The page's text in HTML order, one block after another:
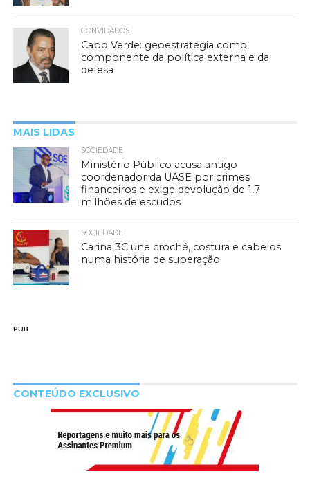
CONVIDADOS
Cabo Verde: geoestratégia como
componente da política externa e da
defesa
MAIS LIDAS
SOCIEDADE
Ministério Público acusa antigo
coordenador da UASE por crimes
financeiros e exige devolução de 1,7
milhões de escudos
SOCIEDADE
Carina 3C une croché, costura e cabelos
numa história de superação
PUB
CONTEÚDO EXCLUSIVO